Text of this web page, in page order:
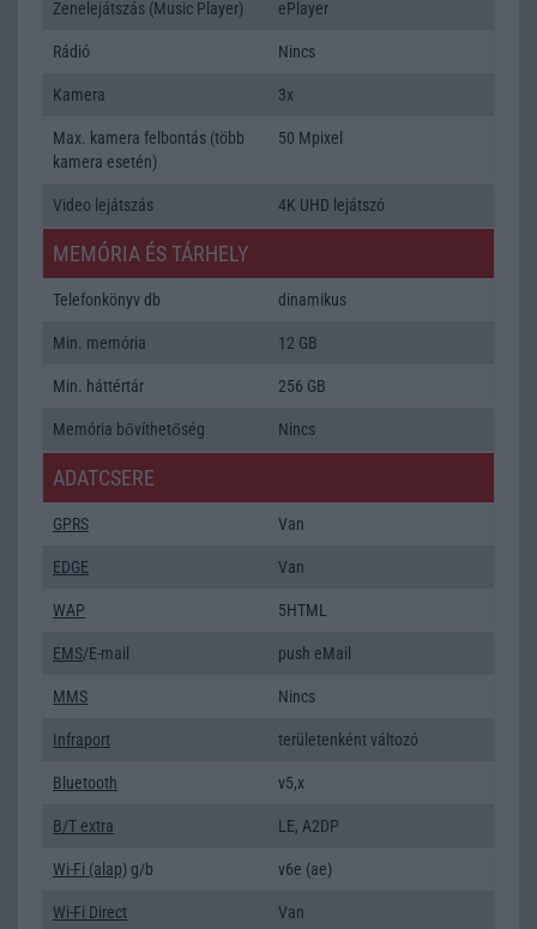
Zenelejátszás (Music Player) ePlayer
Rádió Nincs
Kamera 3x
Max. kamera felbontás (több
kamera esetén)
50 Mpixel
Video lejátszás 4K UHD lejátszó
MEMÓRIA ÉS TÁRHELY
Telefonkönyv db dinamikus
Min. memória 12 GB
Min. háttértár 256 GB
Memória bővíthetőség Nincs
ADATCSERE
GPRS Van
EDGE Van
WAP 5HTML
EMS/E-mail push eMail
MMS Nincs
Infraport területenként változó
Bluetooth v5,x
B/T extra LE, A2DP
Wi-Fi (alap) g/b v6e (ae)
Wi-Fi Direct Van